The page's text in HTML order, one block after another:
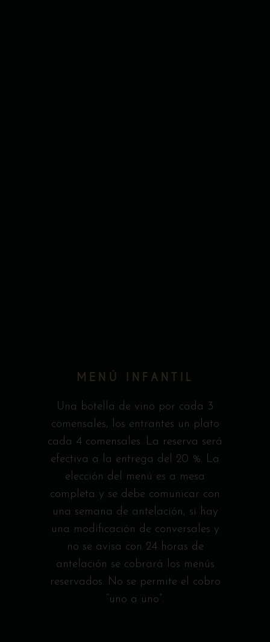
MENÚ INFANTIL
Una botella de vino por cada 3
comensales, los entrantes un plato
cada 4 comensales. La reserva será
efectiva a la entrega del 20 %. La
elección del menú es a mesa
completa y se debe comunicar con
una semana de antelación, si hay
una modificación de conversales y
no se avisa con 24 horas de
antelación se cobrará los menús
reservados. No se permite el cobro
“uno a uno”.